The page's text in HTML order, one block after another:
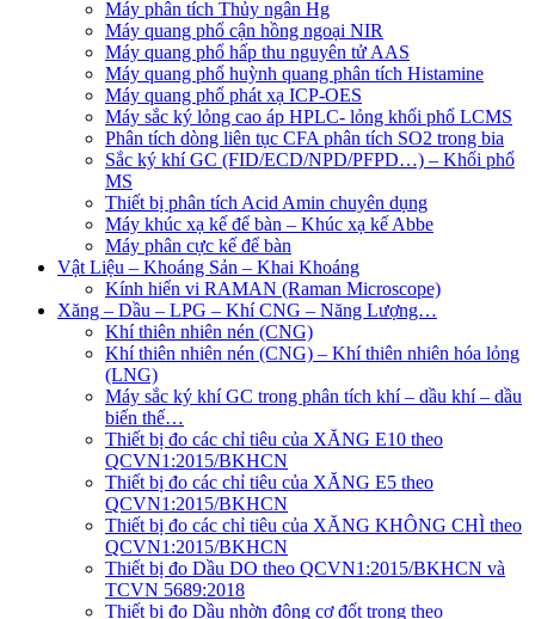
Máy phân tích Thủy ngân Hg
Máy quang phổ cận hồng ngoại NIR
Máy quang phổ hấp thu nguyên tử AAS
Máy quang phổ huỳnh quang phân tích Histamine
Máy quang phổ phát xạ ICP-OES
Máy sắc ký lỏng cao áp HPLC- lỏng khối phổ LCMS
Phân tích dòng liên tục CFA phân tích SO2 trong bia
Sắc ký khí GC (FID/ECD/NPD/PFPD…) – Khối phổ
MS
Thiết bị phân tích Acid Amin chuyên dụng
Máy khúc xạ kế để bàn – Khúc xạ kế Abbe
Máy phân cực kế để bàn
Vật Liệu – Khoáng Sản – Khai Khoáng
Kính hiển vi RAMAN (Raman Microscope)
Xăng – Dầu – LPG – Khí CNG – Năng Lượng…
Khí thiên nhiên nén (CNG)
Khí thiên nhiên nén (CNG) – Khí thiên nhiên hóa lỏng
(LNG)
Máy sắc ký khí GC trong phân tích khí – dầu khí – dầu
biến thế…
Thiết bị đo các chỉ tiêu của XĂNG E10 theo
QCVN1:2015/BKHCN
Thiết bị đo các chỉ tiêu của XĂNG E5 theo
QCVN1:2015/BKHCN
Thiết bị đo các chỉ tiêu của XĂNG KHÔNG CHÌ theo
QCVN1:2015/BKHCN
Thiết bị đo Dầu DO theo QCVN1:2015/BKHCN và
TCVN 5689:2018
Thiết bị đo Dầu nhờn động cơ đốt trong theo